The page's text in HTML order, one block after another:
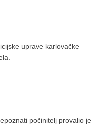
uprave karlovačke
počinitelj provalio je